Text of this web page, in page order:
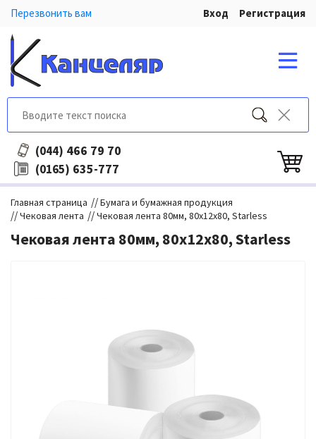
Перезвонить вам Вход Регистрация
(044) 466 79 70
(0165) 635-777
Главная страница //Бумага и бумажная продукция
//Чековая лента //Чековая лента 80мм, 80х12х80, Starless
Чековая лента 80мм, 80х12х80, Starless